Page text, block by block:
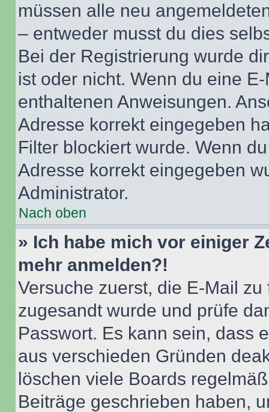
müssen alle neu
– entweder musst du dies
Bei der Registrierung wurde
ist oder nicht. Wenn du eine
enthaltenen Anweisungen.
Adresse korrekt eingegeben
Filter blockiert wurde. Wenn
Adresse korrekt eingegeben
Administrator.
Nach oben
» Ich habe mich vor einiger
mehr anmelden?!
Versuche zuerst, die E-Mail
zugesandt wurde und prüfe
Passwort. Es kann sein, dass
aus verschieden Gründen
löschen viele Boards
Beiträge geschrieben haben,